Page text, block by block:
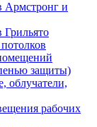
Армстронг и
Грильято
защиты)
облучатели,
рабочих